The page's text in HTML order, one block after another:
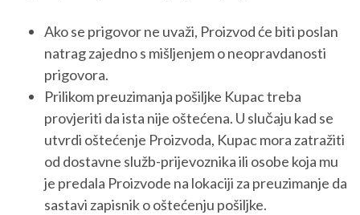
Ako se prigovor ne uvaži, Proizvod će biti poslan
natrag zajedno s mišljenjem o neopravdanosti
prigovora.
Prilikom preuzimanja pošiljke Kupac treba
provjeriti da ista nije oštećena. U slučaju kad se
utvrdi oštećenje Proizvoda, Kupac mora zatražiti
od dostavne služb-prijevoznika ili osobe koja mu
je predala Proizvode na lokaciji za preuzimanje da
sastavi zapisnik o oštećenju pošiljke.